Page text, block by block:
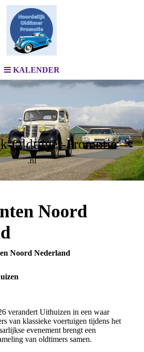
KALENDER
Oldtimer-Promotie
.nl
Noord
Noord Nederland
verandert Uithuizen in een waar
van klassieke voertuigen tijdens het
evenement brengt een
van oldtimers samen.